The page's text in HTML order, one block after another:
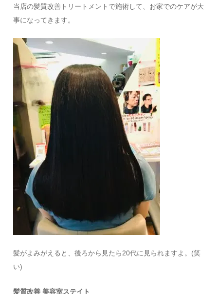
当店の髪質改善トリートメントで施術して、お家でのケアが大
事になってきます。
髪がよみがえると、後ろから見たら20代に見られますよ。(笑
い)
髪質改善 美容室ステイト